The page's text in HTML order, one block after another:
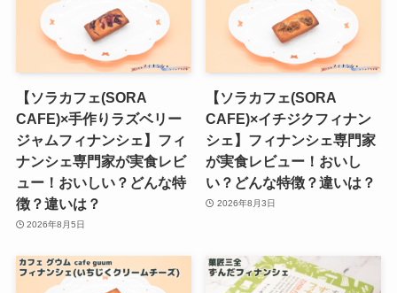
【ソラカフェ(SORA
CAFE)×手作りラズベリー
ジャムフィナンシェ】フィ
ナンシェ専門家が実食レビ
ュー！おいしい？どんな特
徴？違いは？
2026年8月5日
【ソラカフェ(SORA
CAFE)×イチジクフィナン
シェ】フィナンシェ専門家
が実食レビュー！おいし
い？どんな特徴？違いは？
2026年8月3日